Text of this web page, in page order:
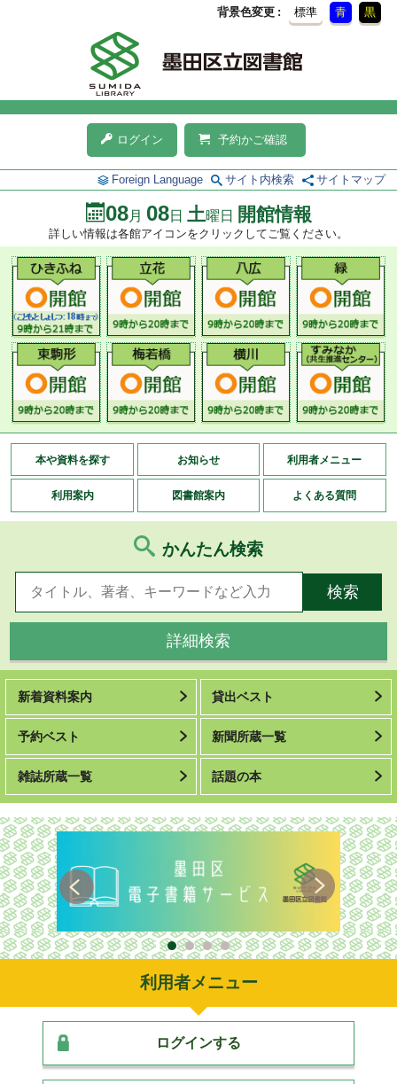
背景色変更 標準 青 黒
ログイン 予約かご確認
Foreign Language サイト内検索 サイトマップ
08月 08日 土曜日 開館情報
詳しい情報は各館アイコンをクリックしてご覧ください。
本や資料を探す お知らせ 利用者メニュー
利用案内 図書館案内 よくある質問
かんたん検索
詳細検索
新着資料案内 貸出ベスト
予約ベスト 新聞所蔵一覧
雑誌所蔵一覧 話題の本
利用者メニュー
ログインする